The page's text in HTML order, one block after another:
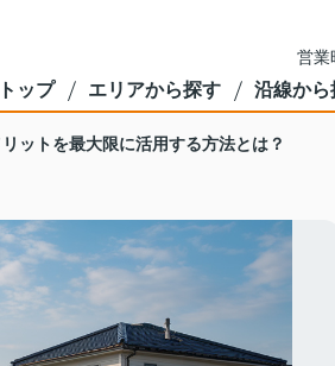
営
トップ エリアから探す 沿線から
ットを最大限に活用する方法とは？